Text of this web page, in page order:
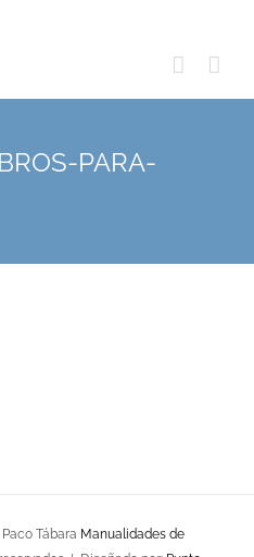
PARA-
Tábara Manualidades de